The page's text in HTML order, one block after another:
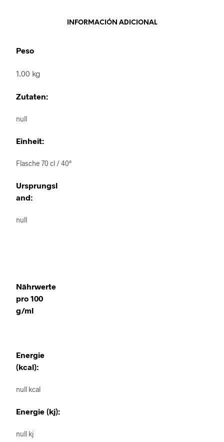
INFORMACIÓN ADICIONAL
Peso
1.00 kg
Zutaten:
null
Einheit:
Flasche 70 cl / 40°
Ursprungsl
and:
null
Nährwerte
pro 100
g/ml
Energie
(kcal):
null kcal
Energie (kj):
null kj